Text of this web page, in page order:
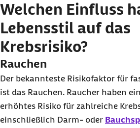
Welchen Einfluss
Lebensstil auf das
Krebsrisiko?
Rauchen
Der bekannteste Risikofaktor für
ist das Rauchen. Raucher haben
erhöhtes Risiko für zahlreiche
einschließlich Darm- oder